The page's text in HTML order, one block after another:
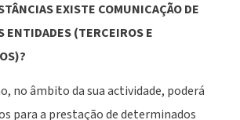
EXISTE COMUNICAÇÃO DE
ENTIDADES (TERCEIROS E
no âmbito da sua actividade, poderá
para a prestação de determinados